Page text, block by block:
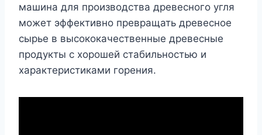
машина для производства древесного угля
может эффективно превращать древесное
сырье в высококачественные древесные
продукты с хорошей стабильностью и
характеристиками горения.